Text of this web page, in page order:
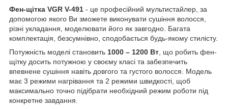
Фен-щітка VGR V-491 - це професійний мультистайлер, за
допомогою якого Ви зможете виконувати сушіння волосся,
різні укладання, моделювати його як завгодно. Багата
комплектація, безсумнівно, сподобається будь-якому стилісту.
Потужність моделі становить 1000 – 1200 Вт , що робить фен-
щітку досить потужною у своєму класі та забезпечить
впевнене сушіння навіть довгого та густого волосся. Модель
має 3 режими нагрівання та 2 режими швидкості, щоб
максимально точно підібрати необхідний режим роботи під
конкретне завдання.